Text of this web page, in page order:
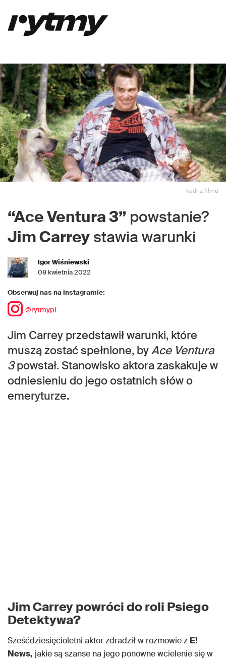
kadr z filmu
“Ace Ventura 3” powstanie?
Jim Carrey stawia warunki
Igor Wiśniewski
08 kwietnia 2022
Obserwuj nas na instagramie:
@rytmypl
Jim Carrey przedstawił warunki, które
muszą zostać spełnione, byAce Ventura
3powstał. Stanowisko aktora zaskakuje w
odniesieniu do jego ostatnich słów o
emeryturze.
Jim Carrey powróci do roli Psiego
Detektywa?
Sześćdziesięcioletni aktor zdradził w rozmowie z E!
News, jakie są szanse na jego ponowne wcielenie się w